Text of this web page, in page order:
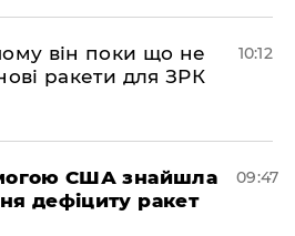
він поки що не
ракети для ЗРК
10:12
США знайшла
дефіциту ракет
09:47